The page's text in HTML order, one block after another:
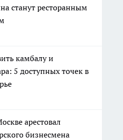
станут ресторанным
камбалу и
5 доступных точек в
арестовал
бизнесмена